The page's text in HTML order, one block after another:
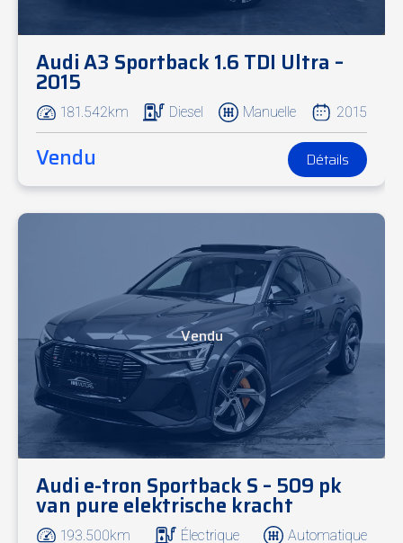
Audi A3 Sportback 1.6 TDI Ultra –
2015
181.542km Diesel Manuelle 2015
Vendu Détails
Vendu
Audi e-tron Sportback S – 509 pk
van pure elektrische kracht
193.500km Électrique
Automatique